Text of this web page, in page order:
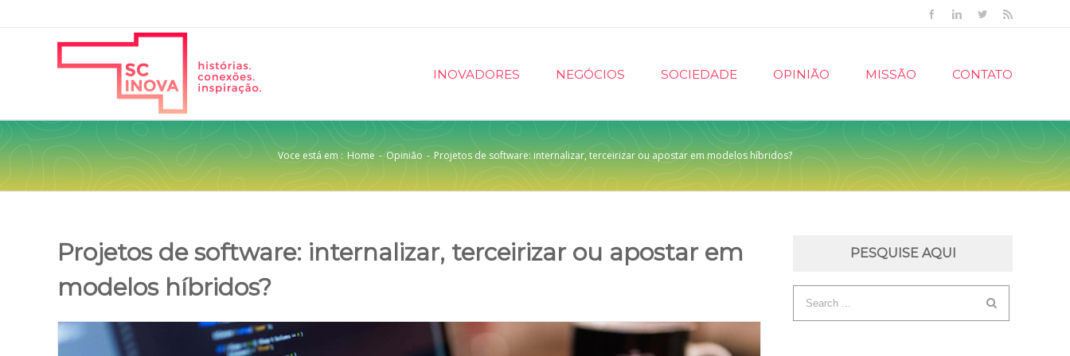
FacebookLinkedinTwitter
INOVADORES NEGÓCIOS SOCIEDADE OPINIÃO MISSÃO CONTATO
Voce está em : Home - Opinião - Projetos de software: internalizar, terceirizar ou apostar em modelos híbridos?
Projetos de software: internalizar, terceirizar ou apostar em
modelos híbridos?
View
Larger
PESQUISE AQUI